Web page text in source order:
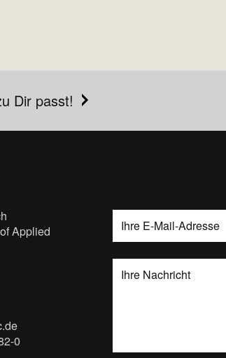
Dir passt!
Applied
0